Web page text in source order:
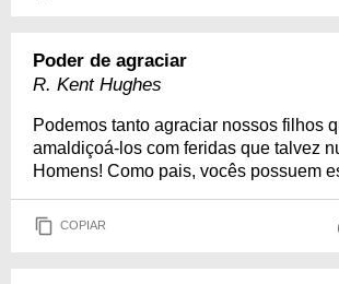
Poder de agraciar
R. Kent Hughes
Podemos tanto agraciar nossos filhos
amaldiçoá-los com feridas que talvez
Homens! Como pais, vocês possuem
COPIAR